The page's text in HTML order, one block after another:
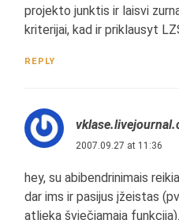
projekto junktis ir laisvi
kriterijai, kad ir priklausyt
REPLY
2007.09.27 at 11:36
hey, su abibendrinimais
dar ims ir pasijus įžeistas
atlieka šviečiamąją